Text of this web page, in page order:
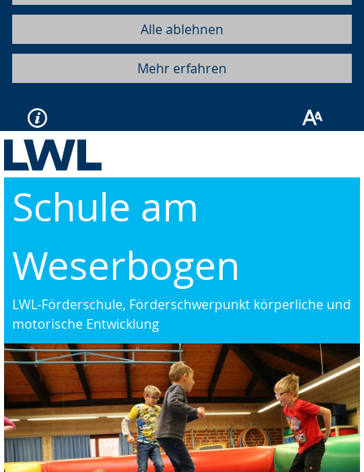
Alle ablehnen
Mehr erfahren
Schule am
Weserbogen
LWL-Förderschule, Förderschwerpunkt körperliche und
motorische Entwicklung